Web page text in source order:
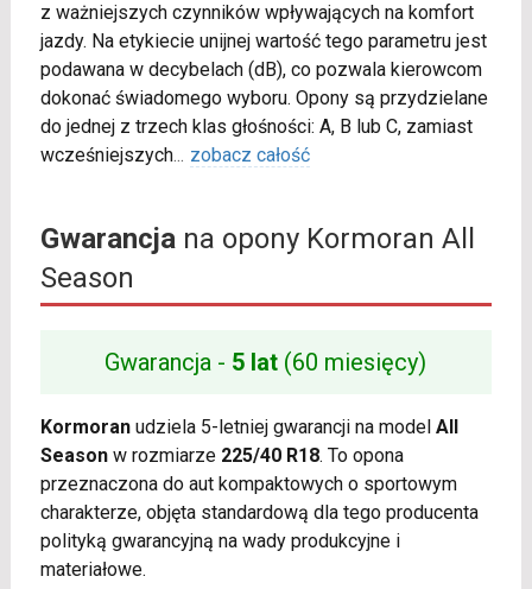
z ważniejszych czynników wpływających na komfort
jazdy. Na etykiecie unijnej wartość tego parametru jest
podawana w decybelach (dB), co pozwala kierowcom
dokonać świadomego wyboru. Opony są przydzielane
do jednej z trzech klas głośności: A, B lub C, zamiast
wcześniejszych... zobacz całość
Gwarancjana opony Kormoran All
Season
Gwarancja - 5 lat (60 miesięcy)
Kormoranudziela 5-letniej gwarancji na model All
Seasonw rozmiarze 225/40 R18. To opona
przeznaczona do aut kompaktowych o sportowym
charakterze, objęta standardową dla tego producenta
polityką gwarancyjną na wady produkcyjne i
materiałowe.